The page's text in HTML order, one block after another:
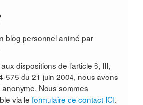
blog personnel animé par
dispositions de l’article 6, III,
575 du 21 juin 2004, nous avons
Nous sommes
via le formulaire de contact ICI.